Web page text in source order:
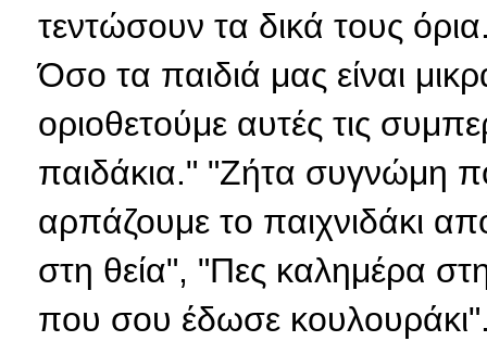
τεντώσουν τα δικά τους
Όσο τα παιδιά μας είναι
οριοθετούμε αυτές τις
παιδάκια." "Ζήτα συγνώμη
αρπάζουμε το παιχνιδάκι
στη θεία", "Πες καλημέρα
που σου έδωσε